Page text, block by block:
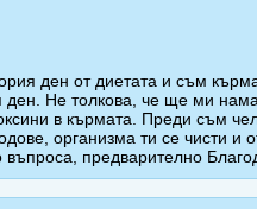
ден от диетата и съм
ден. Не толкова, че ще ми
в кърмата. Преди съм
организма ти се чисти и
въпроса, предварително